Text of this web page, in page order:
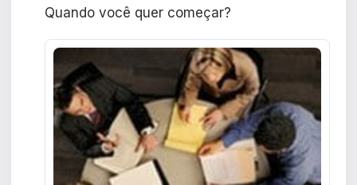
Quando você quer começar?